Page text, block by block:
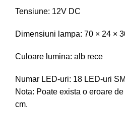
Tensiune: 12V DC
Dimensiuni lampa: 70 × 24 ×
Culoare lumina: alb rece
Numar LED-uri: 18 LED-uri
Nota: Poate exista o eroare
cm.